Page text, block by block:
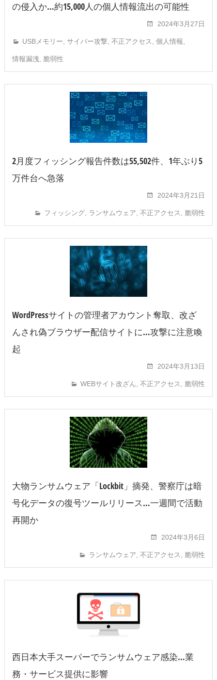
の侵入か…約15,000人の個人情報流出の可能性
2024年3月27日
USBメモリー サイバー攻撃 不正アクセス 個人情報
情報漏洩 脆弱性
2月度フィッシング報告件数は55,502件、1年ぶり5
万件台へ急落
2024年3月21日
フィッシング ランサムウェア ,不正アクセス 脆弱性
WordPressサイトの管理者アカウント奪取、改ざ
んされ偽ブラウザー配信サイトに…攻撃に注意喚
起
2024年3月13日
WEBサイト改ざん ,不正アクセス 脆弱性
大物ランサムウェア「Lockbit」摘発、警察庁は暗
号化データの復号ツールリリース…一週間で活動
再開か
2024年3月6日
ランサムウェア ,不正アクセス 脆弱性
西日本大手スーパーでランサムウェア感染…業
務・サービス提供に影響